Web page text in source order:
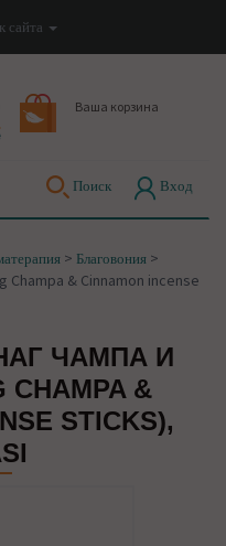
сайта
Ваша корзина
Поиск Вход
> Благовония >
Champa & Cinnamon incense
ЧАМПА И
&
STICKS),